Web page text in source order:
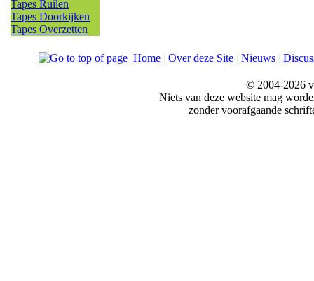
Tapes Ruilen
Tapes Doorkijken
Tapes Overzetten
Home| Over deze Site| Nieuws|
© 2004-2026
Niets van deze website mag
zonder voorafgaande